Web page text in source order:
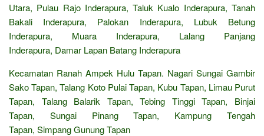
Utara, Pulau Rajo Inderapura, Taluk Kualo Inderapura, Tanah
Bakali Inderapura, Palokan Inderapura, Lubuk Betung
Inderapura, Muara Inderapura, Lalang Panjang
Inderapura, Damar Lapan Batang Inderapura
Kecamatan Ranah Ampek Hulu Tapan. Nagari Sungai Gambir
Sako Tapan, Talang Koto Pulai Tapan, Kubu Tapan, Limau Purut
Tapan, Talang Balarik Tapan, Tebing Tinggi Tapan, Binjai
Tapan, Sungai Pinang Tapan, Kampung Tengah
Tapan, Simpang Gunung Tapan